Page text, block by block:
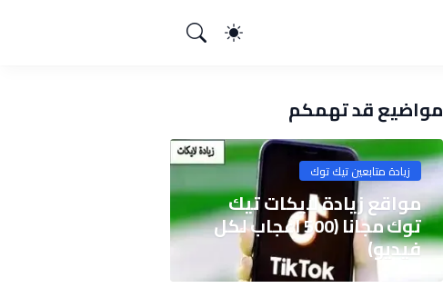
مواضيع قد تهمكم
زيادة متابعين تيك توك
مواقع زيادة لايكات تيك
توك مجانا (500 اعجاب لكل
فيديو)